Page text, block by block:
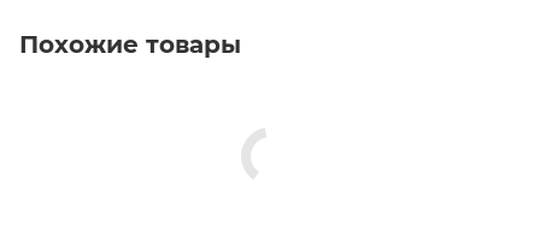
Похожие товары